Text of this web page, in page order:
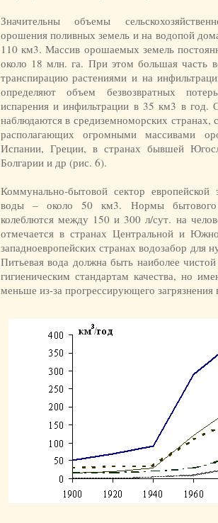
Значительны объемы
орошения поливных земель и на водопой
110 км3. Массив орошаемых земель
около 18 млн. га. При этом большая часть
транспирацию растениями и на
определяют объем безвозвратных
испарения и инфильтрации в 35 км3 в год.
наблюдаются в средиземноморских
располагающих огромными массивами
Испании, Греции, в странах бывшей
Болгарии и др (рис. 6).
Коммунально-бытовой сектор
воды – около 50 км3. Нормы бытового
колеблются между 150 и 300 л/сут. на
отмечается в странах Центральной и
западноевропейских странах водозабор для
Питьевая вода должна быть наиболее
гигиеническим стандартам качества, но
меньше из-за прогрессирующего